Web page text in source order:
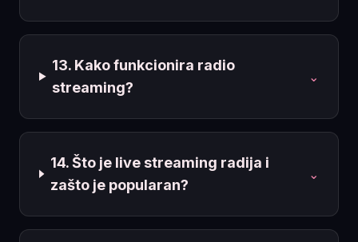
13. Kako funkcionira radio
streaming?
⌄
14. Što je live streaming radija i
zašto je popularan?
⌄